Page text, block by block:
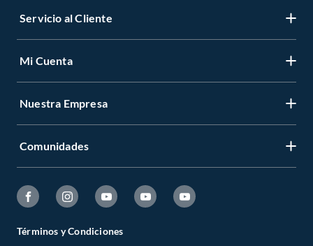
Servicio al Cliente
Mi Cuenta
Nuestra Empresa
Comunidades
Términos y Condiciones